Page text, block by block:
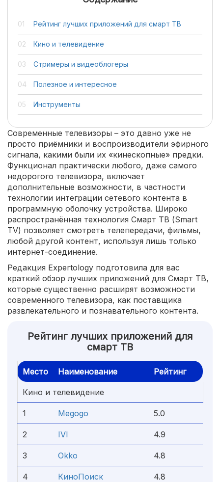
Рейтинг лучших приложений для смарт ТВ
Кино и телевидение
Стримеры и видеоблогеры
Полезное и интересное
Инструменты
Современные телевизоры – это давно уже не
просто приёмники и воспроизводители эфирного
сигнала, какими были их «кинескопные» предки.
Функционал практически любого, даже самого
недорогого телевизора, включает
дополнительные возможности, в частности
технологии интеграции сетевого контента в
программную оболочку устройства. Широко
распространённая технология Смарт ТВ (Smart
TV) позволяет смотреть телепередачи, фильмы,
любой другой контент, используя лишь только
интернет-соединение.
Редакция Expertology подготовила для вас
краткий обзор лучших приложений для Смарт ТВ,
которые существенно расширят возможности
современного телевизора, как поставщика
развлекательного и познавательного контента.
Рейтинг лучших приложений для
смарт ТВ
Место Наименование Рейтинг
Кино и телевидение
1 Megogo 5.0
2 IVI 4.9
3 Okko 4.8
4 КиноПоиск 4.8